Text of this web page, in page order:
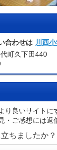
合わせは 川西
町久下田440
り良いサイトに
・ご感想には返
ちましたか？